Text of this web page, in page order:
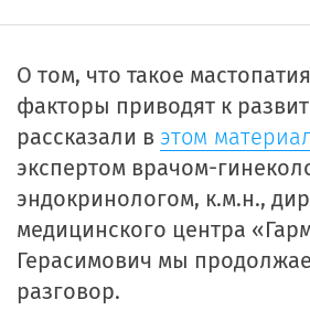
О том, что такое
факторы приводят к
рассказали в этом
экспертом врачом-
эндокринологом, к.м.н.,
медицинского центра
Герасимович мы
разговор.